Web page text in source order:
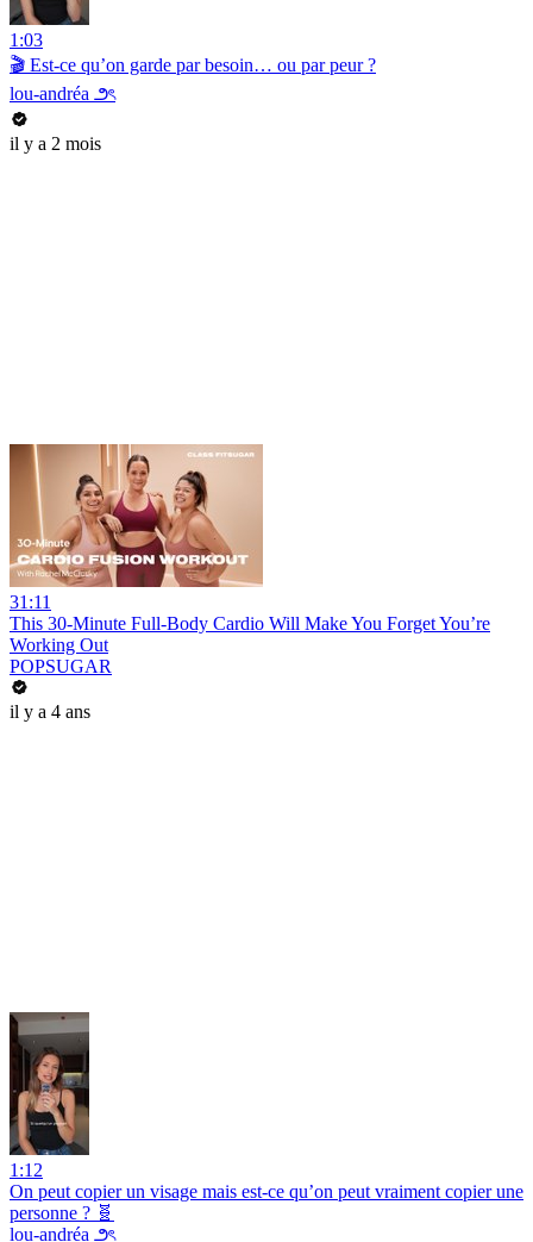
1:03
🎬 Est-ce qu’on garde par besoin… ou par peur ?
lou-andréa ౨ৎ
il y a 2 mois
31:11
This 30-Minute Full-Body Cardio Will Make You Forget You’re
Working Out
POPSUGAR
il y a 4 ans
1:12
On peut copier un visage mais est-ce qu’on peut vraiment copier une
personne ? 🧬
lou-andréa ౨ৎ